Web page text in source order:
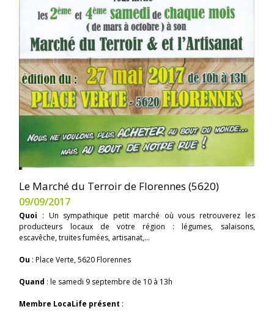
Le Marché du Terroir de Florennes (5620)
09/09/2017
Quoi : Un sympathique petit marché où vous retrouverez les
producteurs locaux de votre région : légumes, salaisons,
escavêche, truites fumées, artisanat,...
Ou : Place Verte, 5620 Florennes
Quand : le samedi 9 septembre de 10 à 13h
Membre LocaLife présent :